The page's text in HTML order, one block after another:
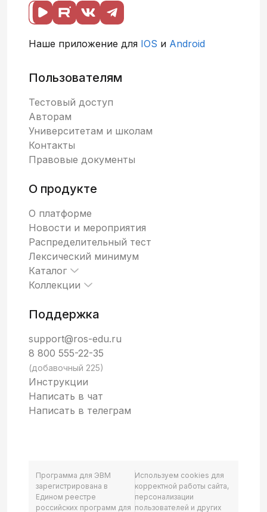
Наше приложение для IOS и Android
Пользователям
Тестовый доступ
Авторам
Университетам и школам
Контакты
Правовые документы
О продукте
О платформе
Новости и мероприятия
Распределительный тест
Лексический минимум
Каталог
Коллекции
Поддержка
support@ros-edu.ru
8 800 555-22-35
(добавочный 225)
Инструкции
Написать в чат
Написать в телеграм
Программа для ЭВМ
зарегистрирована в
Едином реестре
российских программ для
Используем cookies для
корректной работы сайта,
персонализации
пользователей и других